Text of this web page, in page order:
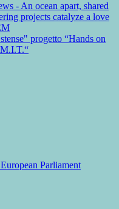
- An ocean apart, shared
projects catalyze a love
progetto “Hands on
Parliament